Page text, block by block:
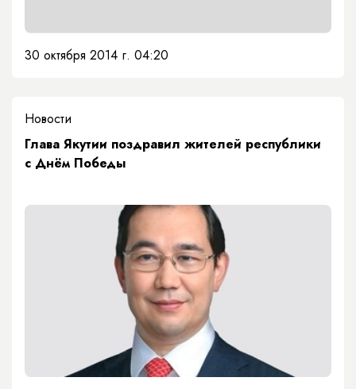
30 октября 2014 г. 04:20
Новости
Глава Якутии поздравил жителей республики
с Днём Победы